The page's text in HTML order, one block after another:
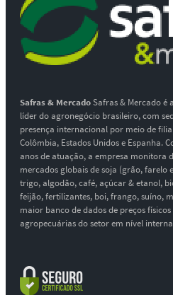
Safras & MercadoSafras & Mercado é
líder do agronegócio brasileiro, com
presença internacional por meio de
Colômbia, Estados Unidos e Espanha.
anos de atuação, a empresa monitora
mercados globais de soja (grão, farelo
trigo, algodão, café, açúcar & etanol,
feijão, fertilizantes, boi, frango, suíno,
maior banco de dados de preços físicos
agropecuárias do setor em nível